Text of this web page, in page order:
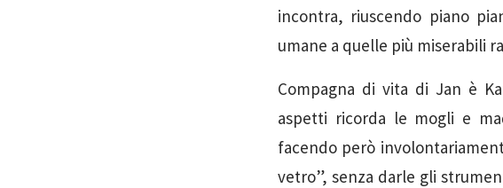
incontra, riuscendo piano
umane a quelle più miserabili
Compagna di vita di Jan è
aspetti ricorda le mogli e
facendo però
vetro”, senza darle gli